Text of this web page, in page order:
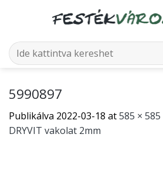
Keresés
a
5990897
Publikálva 2022-03-18 at585 × 585
DRYVIT vakolat 2mm